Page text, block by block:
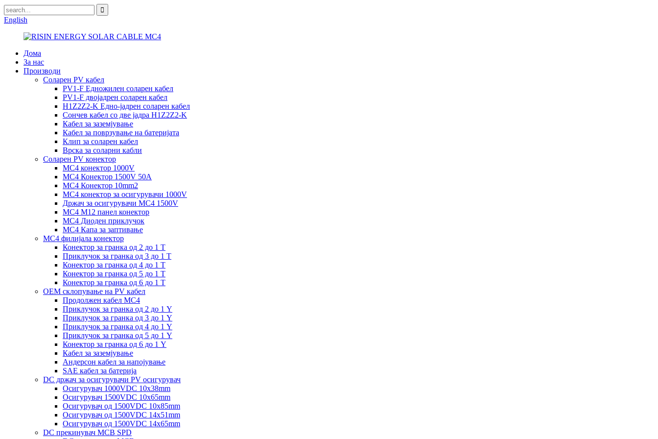
English
Дома
За нас
Производи
Соларен PV кабел
PV1-F Едножилен соларен кабел
PV1-F двојадрен соларен кабел
H1Z2Z2-K Едно-јадрен соларен кабел
Сончев кабел со две јадра H1Z2Z2-K
Кабел за заземјување
Кабел за поврзување на батеријата
Клип за соларен кабел
Врска за соларни кабли
Соларен PV конектор
MC4 конектор 1000V
MC4 Конектор 1500V 50A
MC4 Конектор 10mm2
MC4 конектор за осигурувачи 1000V
Држач за осигурувачи MC4 1500V
MC4 M12 панел конектор
MC4 Диоден приклучок
MC4 Капа за заптивање
MC4 филијала конектор
Конектор за гранка од 2 до 1 Т
Приклучок за гранка од 3 до 1 Т
Конектор за гранка од 4 до 1 Т
Конектор за гранка од 5 до 1 Т
Конектор за гранка од 6 до 1 Т
OEM склопување на PV кабел
Продолжен кабел MC4
Приклучок за гранка од 2 до 1 Y
Приклучок за гранка од 3 до 1 Y
Приклучок за гранка од 4 до 1 Y
Приклучок за гранка од 5 до 1 Y
Конектор за гранка од 6 до 1 Y
Кабел за заземјување
Андерсон кабел за напојување
SAE кабел за батерија
DC држач за осигурувачи PV осигурувач
Осигурувач 1000VDC 10x38mm
Осигурувач 1500VDC 10x65mm
Осигурувач од 1500VDC 10x85mm
Осигурувач од 1500VDC 14x51mm
Осигурувач од 1500VDC 14x65mm
DC прекинувач MCB SPD